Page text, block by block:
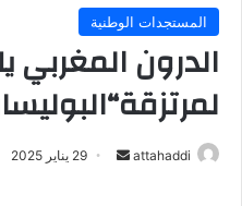
المستجدات الوطنية
الدرون
attahaddi 29 يناير 2025